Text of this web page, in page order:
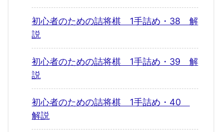
初心者のための詰将棋 1手詰め・38 解
説
初心者のための詰将棋 1手詰め・39 解
説
初心者のための詰将棋 1手詰め・40
解説